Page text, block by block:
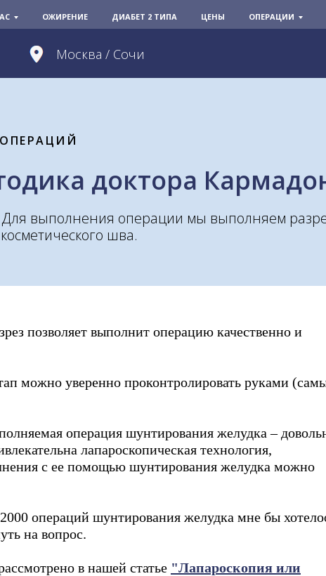
Москва / Сочи
ОЖИРЕНИЕ ДИАБЕТ 2 ТИПА ЦЕНЫ ОПЕРАЦИИ
доктора
выполнения операции мы выполняем
шва.
позволяет выполнит операцию качественно и
можно уверенно проконтролировать руками
операция шунтирования желудка–
лапароскопическая технология,
с ее помощью шунтирования желудка можно
операций шунтирования желудка мне бы
на вопрос.
в нашей статье "Лапароскопия или